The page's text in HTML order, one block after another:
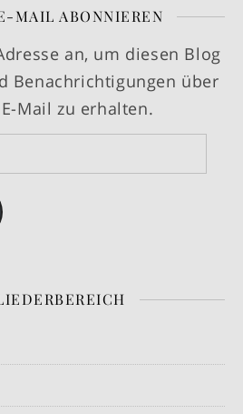
MAIL ABONNIEREN
an, um diesen Blog
Benachrichtigungen über
Mail zu erhalten.